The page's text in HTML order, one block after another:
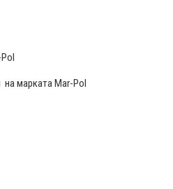
на марката Mar-Pol